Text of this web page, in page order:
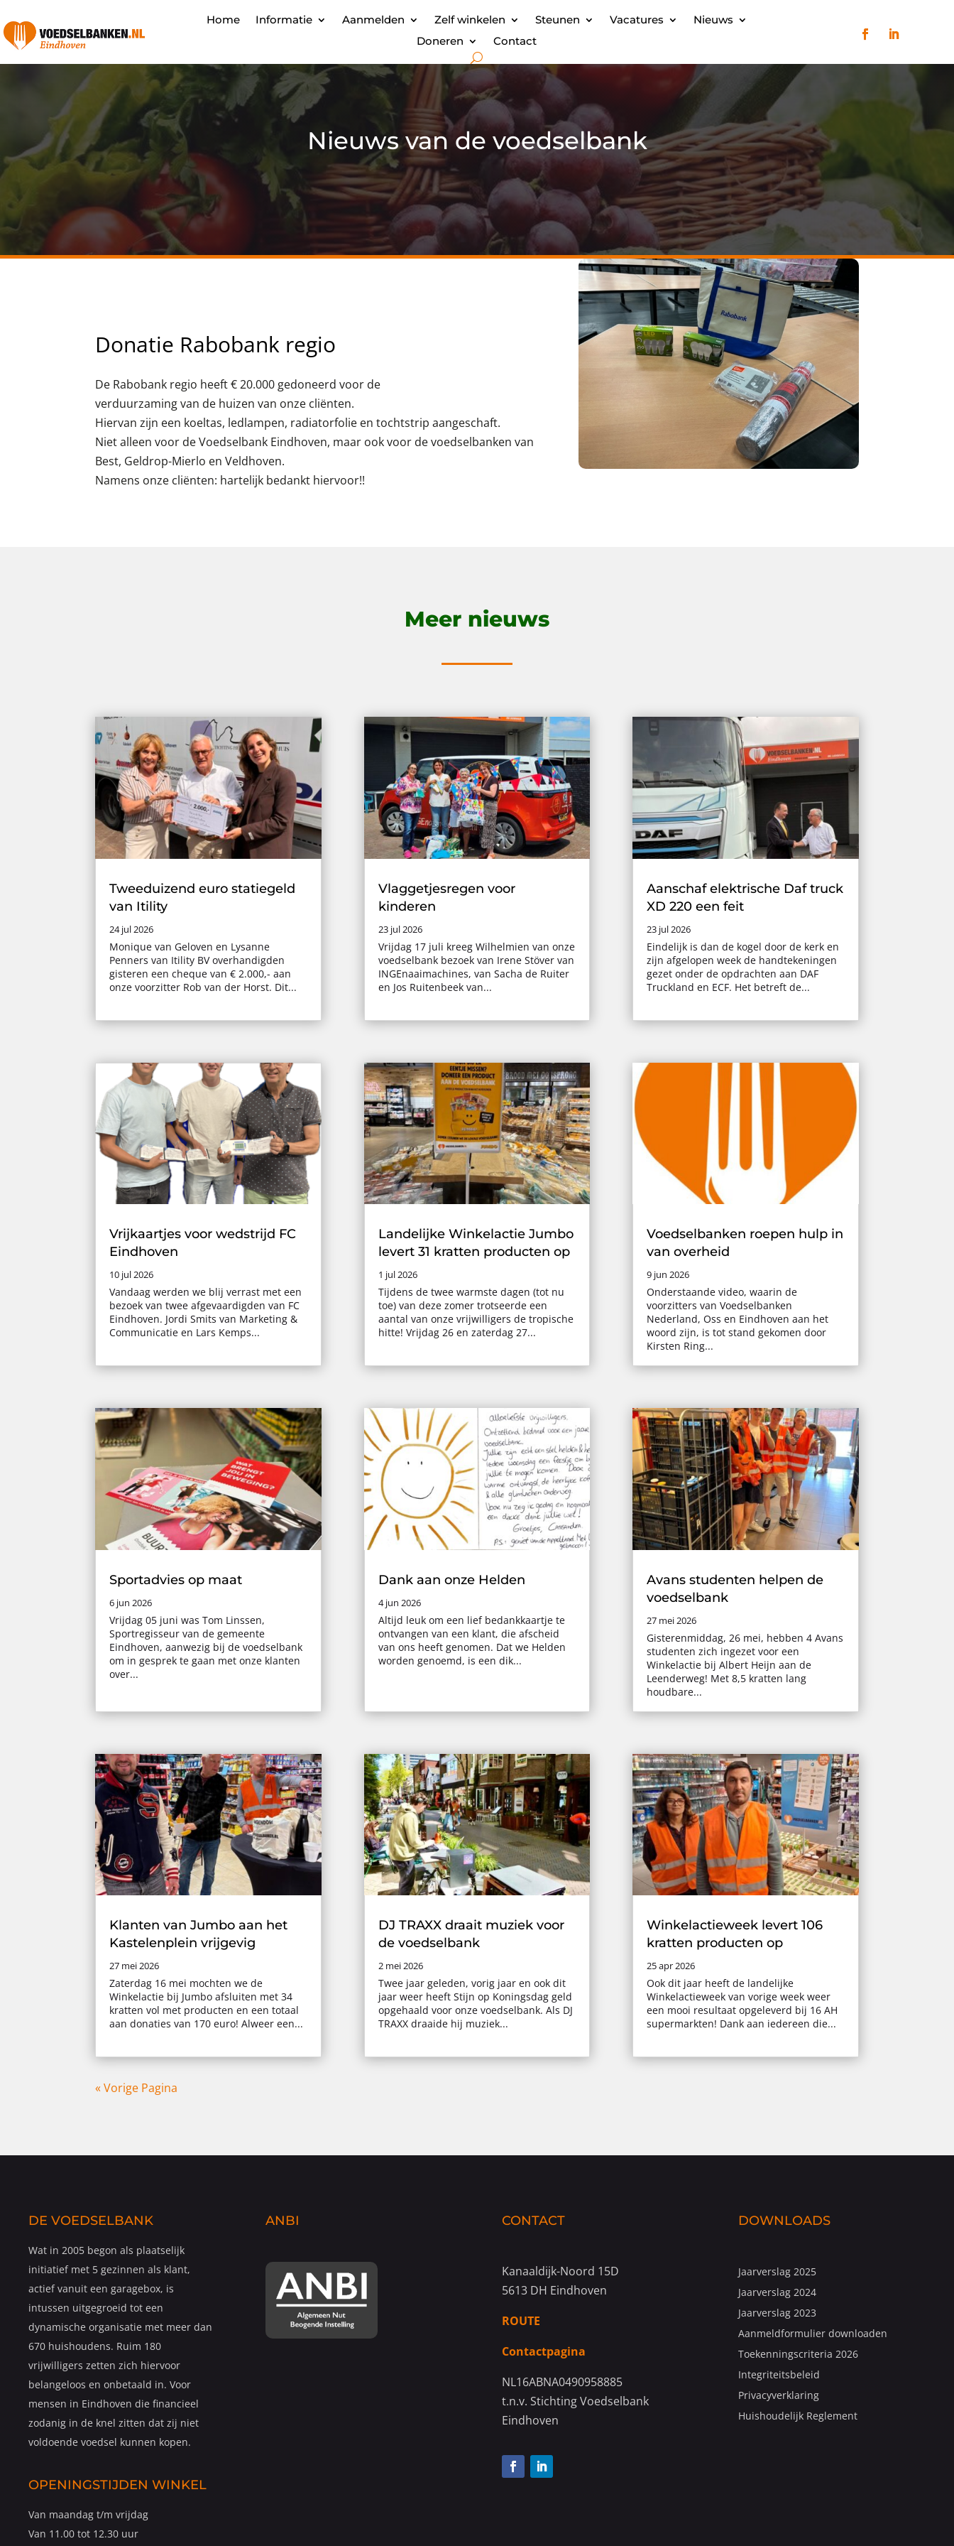
Home Informatie Aanmelden Zelf winkelen Steunen Vacatures
Nieuws
Doneren
Contact
Nieuws van de voedselbank
Donatie Rabobank regio
De Rabobank regio heeft € 20.000 gedoneerd voor de
verduurzaming van de huizen van onze cliënten.
Hiervan zijn een koeltas, ledlampen, radiatorfolie en tochtstrip aangeschaft.
Niet alleen voor de Voedselbank Eindhoven, maar ook voor de voedselbanken van
Best, Geldrop-Mierlo en Veldhoven.
Namens onze cliënten: hartelijk bedankt hiervoor!!
Meer nieuws
Tweeduizend euro statiegeld
van Itility
24 jul 2026
Monique van Geloven en Lysanne
Penners van Itility BV overhandigden
gisteren een cheque van € 2.000,- aan
onze voorzitter Rob van der Horst. Dit...
Vrijkaartjes voor wedstrijd FC
Eindhoven
10 jul 2026
Vandaag werden we blij verrast met een
bezoek van twee afgevaardigden van FC
Eindhoven. Jordi Smits van Marketing &
Communicatie en Lars Kemps...
Sportadvies op maat
6 jun 2026
Vrijdag 05 juni was Tom Linssen,
Sportregisseur van de gemeente
Eindhoven, aanwezig bij de voedselbank
om in gesprek te gaan met onze klanten
over...
Klanten van Jumbo aan het
Kastelenplein vrijgevig
27 mei 2026
Zaterdag 16 mei mochten we de
Winkelactie bij Jumbo afsluiten met 34
kratten vol met producten en een totaal
aan donaties van 170 euro! Alweer een...
Vlaggetjesregen voor
kinderen
23 jul 2026
Vrijdag 17 juli kreeg Wilhelmien van onze
voedselbank bezoek van Irene Stöver van
INGEnaaimachines, van Sacha de Ruiter
en Jos Ruitenbeek van...
Landelijke Winkelactie Jumbo
levert 31 kratten producten op
1 jul 2026
Tijdens de twee warmste dagen (tot nu
toe) van deze zomer trotseerde een
aantal van onze vrijwilligers de tropische
hitte! Vrijdag 26 en zaterdag 27...
Dank aan onze Helden
4 jun 2026
Altijd leuk om een lief bedankkaartje te
ontvangen van een klant, die afscheid
van ons heeft genomen. Dat we Helden
worden genoemd, is een dik...
DJ TRAXX draait muziek voor
de voedselbank
2 mei 2026
Twee jaar geleden, vorig jaar en ook dit
jaar weer heeft Stijn op Koningsdag geld
opgehaald voor onze voedselbank. Als DJ
TRAXX draaide hij muziek...
Aanschaf elektrische Daf truck
XD 220 een feit
23 jul 2026
Eindelijk is dan de kogel door de kerk en
zijn afgelopen week de handtekeningen
gezet onder de opdrachten aan DAF
Truckland en ECF. Het betreft de...
Voedselbanken roepen hulp in
van overheid
9 jun 2026
Onderstaande video, waarin de
voorzitters van Voedselbanken
Nederland, Oss en Eindhoven aan het
woord zijn, is tot stand gekomen door
Kirsten Ring...
Avans studenten helpen de
voedselbank
27 mei 2026
Gisterenmiddag, 26 mei, hebben 4 Avans
studenten zich ingezet voor een
Winkelactie bij Albert Heijn aan de
Leenderweg! Met 8,5 kratten lang
houdbare...
Winkelactieweek levert 106
kratten producten op
25 apr 2026
Ook dit jaar heeft de landelijke
Winkelactieweek van vorige week weer
een mooi resultaat opgeleverd bij 16 AH
supermarkten! Dank aan iedereen die...
« Vorige Pagina
DE VOEDSELBANK
Wat in 2005 begon als plaatselijk
initiatief met 5 gezinnen als klant,
actief vanuit een garagebox, is
intussen uitgegroeid tot een
dynamische organisatie met meer dan
670 huishoudens. Ruim 180
vrijwilligers zetten zich hiervoor
belangeloos en onbetaald in. Voor
mensen in Eindhoven die financieel
zodanig in de knel zitten dat zij niet
voldoende voedsel kunnen kopen.
OPENINGSTIJDEN WINKEL
Van maandag t/m vrijdag
Van 11.00 tot 12.30 uur
ANBI CONTACT
Kanaaldijk-Noord 15D
5613 DH Eindhoven
ROUTE
Contactpagina
NL16ABNA0490958885
t.n.v. Stichting Voedselbank
Eindhoven
DOWNLOADS
Jaarverslag 2025
Jaarverslag 2024
Jaarverslag 2023
Aanmeldformulier downloaden
Toekenningscriteria 2026
Integriteitsbeleid
Privacyverklaring
Huishoudelijk Reglement